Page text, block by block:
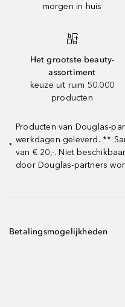
morgen in huis
Het grootste beauty-
assortiment
keuze uit ruim 50.000
producten
*
Producten van Douglas-
werkdagen geleverd. **
van € 20,-. Niet
door Douglas-partners
Betalingsmogelijkheden